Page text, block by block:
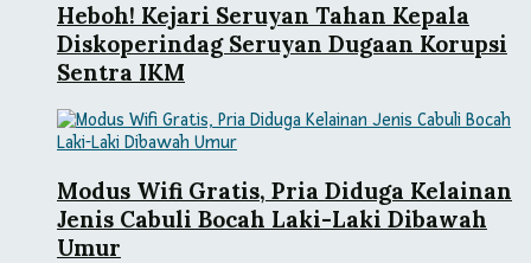
Heboh! Kejari Seruyan Tahan Kepala
Diskoperindag Seruyan Dugaan Korupsi
Sentra IKM
Modus Wifi Gratis, Pria Diduga Kelainan
Jenis Cabuli Bocah Laki-Laki Dibawah
Umur